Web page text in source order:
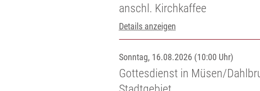
anschl. Kirchkaffee
Details anzeigen
Sonntag, 16.08.2026 (10:00 Uhr)
Gottesdienst in Müsen/